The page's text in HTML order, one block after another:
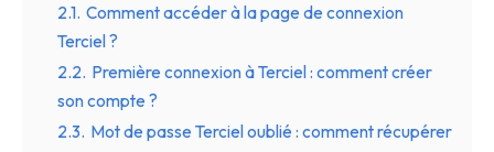
2.1. Comment accéder à la page de connexion
Terciel ?
2.2. Première connexion à Terciel : comment créer
son compte ?
2.3. Mot de passe Terciel oublié : comment récupérer